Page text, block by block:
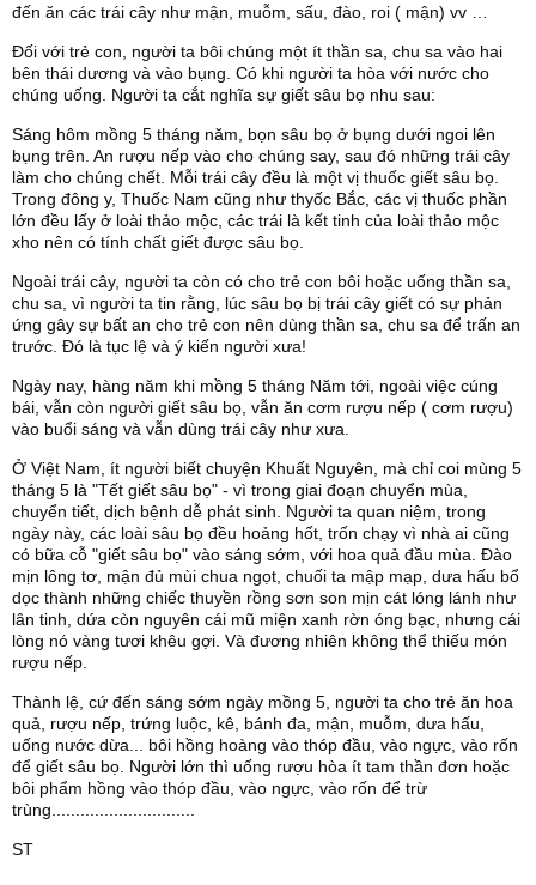
đến ăn các trái cây như mận, muỗm, sấu, đào, roi ( mận) vv …
Đối với trẻ con, người ta bôi chúng một ít thần sa, chu sa vào hai
bên thái dương và vào bụng. Có khi người ta hòa với nước cho
chúng uống. Người ta cắt nghĩa sự giết sâu bọ nhu sau:
Sáng hôm mồng 5 tháng năm, bọn sâu bọ ở bụng dưới ngoi lên
bụng trên. An rượu nếp vào cho chúng say, sau đó những trái cây
làm cho chúng chết. Mỗi trái cây đều là một vị thuốc giết sâu bọ.
Trong đông y, Thuốc Nam cũng như thyốc Bắc, các vị thuốc phần
lớn đều lấy ở loài thảo mộc, các trái là kết tinh của loài thảo mộc
xho nên có tính chất giết được sâu bọ.
Ngoài trái cây, người ta còn có cho trẻ con bôi hoặc uống thần sa,
chu sa, vì người ta tin rằng, lúc sâu bọ bị trái cây giết có sự phản
ứng gây sự bất an cho trẻ con nên dùng thần sa, chu sa để trấn an
trước. Đó là tục lệ và ý kiến người xưa!
Ngày nay, hàng năm khi mồng 5 tháng Năm tới, ngoài việc cúng
bái, vẫn còn người giết sâu bọ, vẫn ăn cơm rượu nếp ( cơm rượu)
vào buổi sáng và vẫn dùng trái cây như xưa.
Ở Việt Nam, ít người biết chuyện Khuất Nguyên, mà chỉ coi mùng 5
tháng 5 là "Tết giết sâu bọ" - vì trong giai đoạn chuyển mùa,
chuyển tiết, dịch bệnh dễ phát sinh. Người ta quan niệm, trong
ngày này, các loài sâu bọ đều hoảng hốt, trốn chạy vì nhà ai cũng
có bữa cỗ "giết sâu bọ" vào sáng sớm, với hoa quả đầu mùa. Đào
mịn lông tơ, mận đủ mùi chua ngọt, chuối ta mập mạp, dưa hấu bổ
dọc thành những chiếc thuyền rồng sơn son mịn cát lóng lánh như
lân tinh, dứa còn nguyên cái mũ miện xanh rờn óng bạc, nhưng cái
lòng nó vàng tươi khêu gợi. Và đương nhiên không thể thiếu món
rượu nếp.
Thành lệ, cứ đến sáng sớm ngày mồng 5, người ta cho trẻ ăn hoa
quả, rượu nếp, trứng luộc, kê, bánh đa, mận, muỗm, dưa hấu,
uống nước dừa... bôi hồng hoàng vào thóp đầu, vào ngực, vào rốn
để giết sâu bọ. Người lớn thì uống rượu hòa ít tam thần đơn hoặc
bôi phẩm hồng vào thóp đầu, vào ngực, vào rốn để trừ
trùng..............................
ST